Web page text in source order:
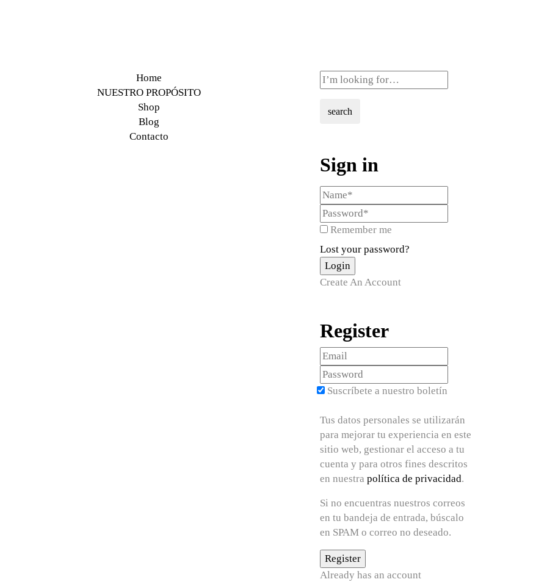
Home
NUESTRO PROPÓSITO
Shop
Blog
Contacto
search
Sign in
Remember me
Lost your password?
Create An Account
Register
Suscríbete a nuestro boletín
Tus datos personales se utilizarán
para mejorar tu experiencia en este
sitio web, gestionar el acceso a tu
cuenta y para otros fines descritos
en nuestra política de privacidad.
Si no encuentras nuestros correos
en tu bandeja de entrada, búscalo
en SPAM o correo no deseado.
Already has an account